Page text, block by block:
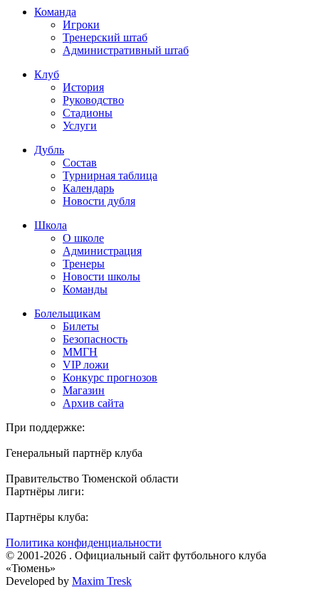
Команда
Игроки
Тренерский штаб
Административный штаб
Клуб
История
Руководство
Стадионы
Услуги
Дубль
Состав
Турнирная таблица
Календарь
Новости дубля
Школа
О школе
Администрация
Тренеры
Новости школы
Команды
Болельщикам
Билеты
Безопасность
ММГН
VIP ложи
Конкурс прогнозов
Магазин
Архив сайта
При поддержке:
Генеральный партнёр клуба
Правительство Тюменской области
Партнёры лиги:
Партнёры клуба:
Политика конфиденциальности
© 2001-2026 . Официальный сайт футбольного клуба
«Тюмень»
Developed by Maxim Tresk